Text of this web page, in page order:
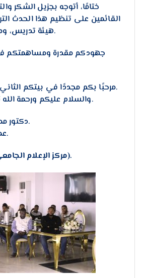
القائمين على تنظيم هذا الحدث
هيئة تدريس، وموظفين، وطلاب.
– مرحبًا بكم مجددًا في بيتكم الثاني، كلية الصيدلة.
– والسلام عليكم ورحمة الله تعالى وبركاته.
– دكتور مصطفى الصغير.
عميد كلية الصيدلة.
(مركز الإعلام الجامعي، جامعة سبها).